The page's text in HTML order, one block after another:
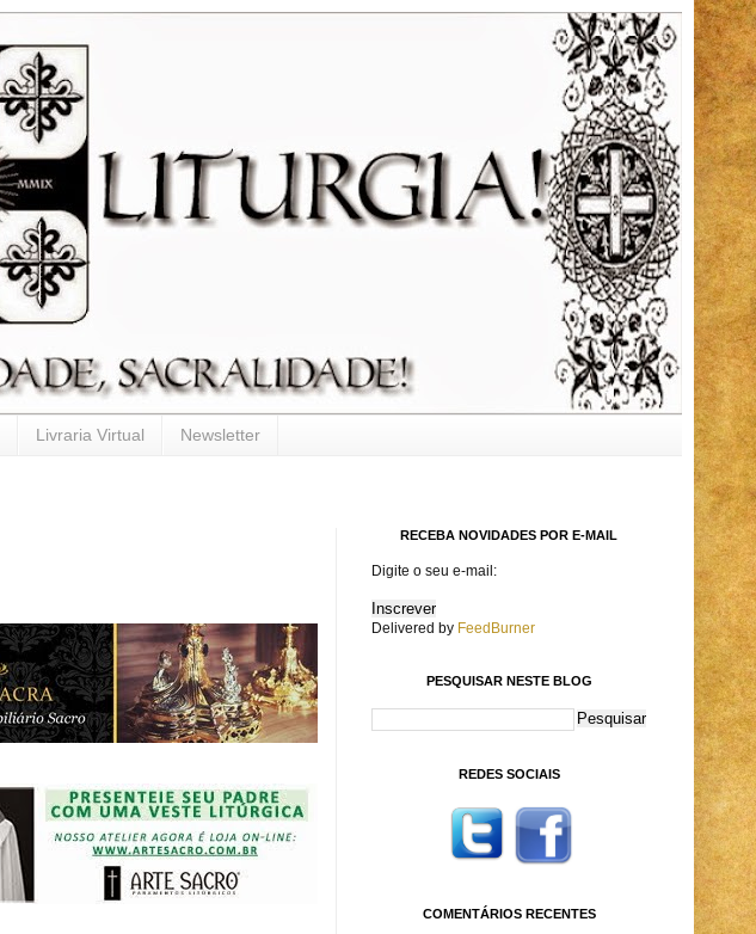
Livraria Virtual Newsletter
RECEBA NOVIDADES POR E-MAIL
Digite o seu e-mail:
Delivered by FeedBurner
PESQUISAR NESTE BLOG
REDES SOCIAIS
COMENTÁRIOS RECENTES